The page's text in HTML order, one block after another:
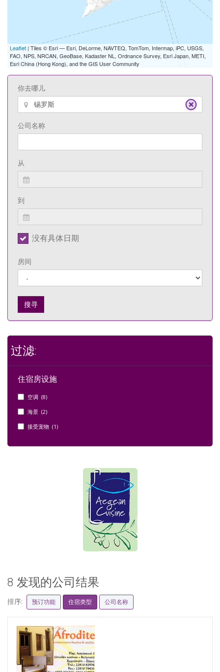
Leaflet | Tiles © Esri — Esri, DeLorme, NAVTEQ, TomTom, Intermap, iPC, USGS,
FAO, NPS, NRCAN, GeoBase, Kadaster NL, Ordnance Survey, Esri Japan, METI,
Esri China (Hong Kong), and the GIS User Community
你去哪儿
公司名称
从
到
没有具体日期
房间
搜寻
过滤:
住宿房设施
空调 (8)
海景 (2)
接受宠物 (1)
8 发现的公司结果
排序: 预订功能 住宿类型 公司名称